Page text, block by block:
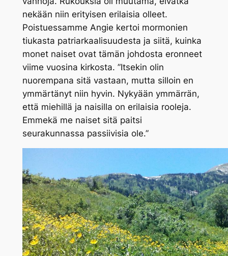
nekään niin erityisen erilaisia olleet.
Poistuessamme Angie kertoi mormonien
tiukasta patriarkaalisuudesta ja siitä, kuinka
monet naiset ovat tämän johdosta eronneet
viime vuosina kirkosta. ”Itsekin olin
nuorempana sitä vastaan, mutta silloin en
ymmärtänyt niin hyvin. Nykyään ymmärrän,
että miehillä ja naisilla on erilaisia rooleja.
Emmekä me naiset sitä paitsi
seurakunnassa passiivisia ole.”